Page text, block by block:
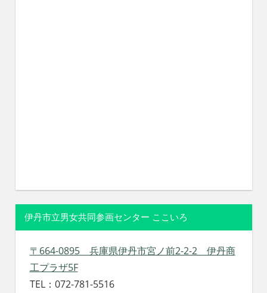
伊丹市立男女共同参画センター ここいろ
〒664-0895 兵庫県伊丹市宮ノ前2-2-2 伊丹商
工プラザ5F
TEL：072-781-5516